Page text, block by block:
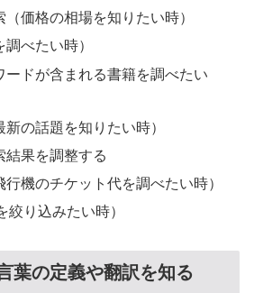
価格の相場を知りたい時）
べたい時）
ードが含まれる書籍を調べたい
の話題を知りたい時）
結果を調整する
機のチケット代を調べたい時）
り込みたい時）
葉の定義や翻訳を知る